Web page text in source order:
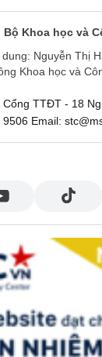
Khoa học và
Nguyễn Thị
Khoa học và
TTĐT - 18
9506 Email: